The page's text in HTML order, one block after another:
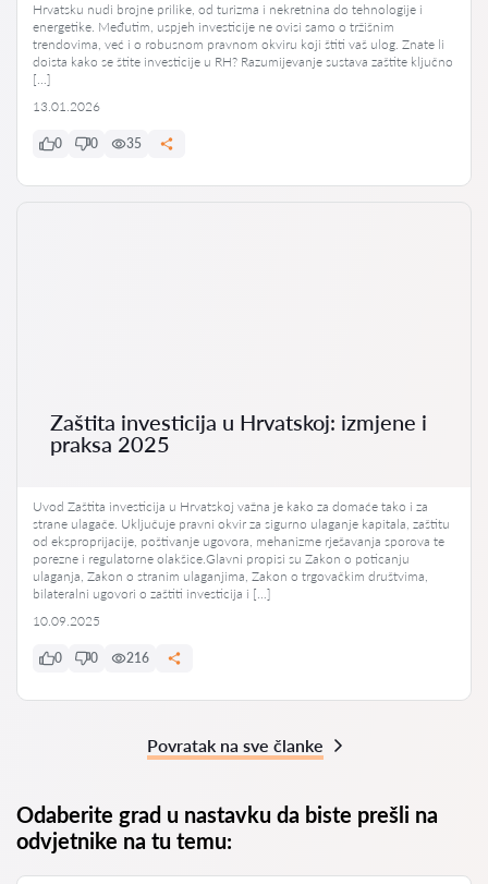
Hrvatsku nudi brojne prilike, od turizma i nekretnina do tehnologije i
energetike. Međutim, uspjeh investicije ne ovisi samo o tržišnim
trendovima, već i o robusnom pravnom okviru koji štiti vaš ulog. Znate li
doista kako se štite investicije u RH? Razumijevanje sustava zaštite ključno
[…]
13.01.2026
0 0 35
Zaštita investicija u Hrvatskoj: izmjene i
praksa 2025
Uvod Zaštita investicija u Hrvatskoj važna je kako za domaće tako i za
strane ulagače. Uključuje pravni okvir za sigurno ulaganje kapitala, zaštitu
od eksproprijacije, poštivanje ugovora, mehanizme rješavanja sporova te
porezne i regulatorne olakšice.Glavni propisi su Zakon o poticanju
ulaganja, Zakon o stranim ulaganjima, Zakon o trgovačkim društvima,
bilateralni ugovori o zaštiti investicija i […]
10.09.2025
0 0 216
Povratak na sve članke
Odaberite grad u nastavku da biste prešli na
odvjetnike na tu temu: